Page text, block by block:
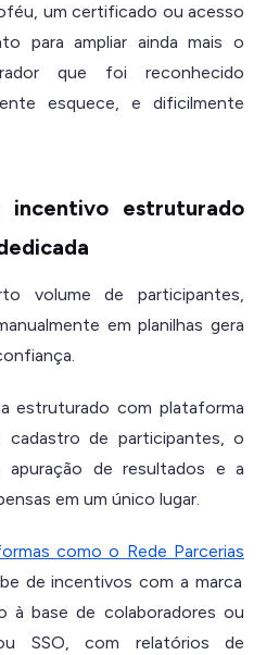
um certificado ou acesso
para ampliar ainda mais o
que foi reconhecido
esquece, e dificilmente
incentivo estruturado
volume de participantes,
em planilhas gera
estruturado com plataforma
cadastro de participantes, o
de resultados e a
em um único lugar.
como o Rede Parcerias
de incentivos com a marca
à base de colaboradores ou
SSO, com relatórios de